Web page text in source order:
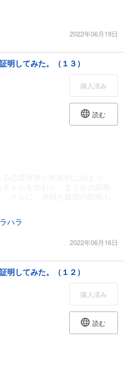
2022年06月19日
明してみた。（１３）
購入済み
読む
ハラ
2022年06月16日
明してみた。（１２）
購入済み
読む